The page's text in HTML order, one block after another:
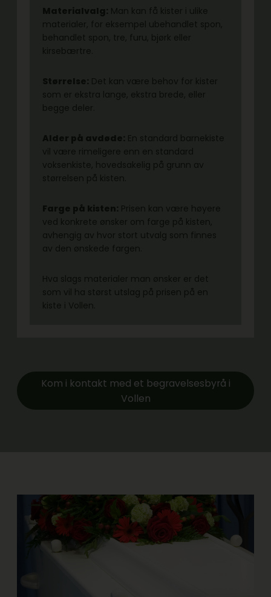
Kom i kontakt med et begravelsesbyrå i
Vollen